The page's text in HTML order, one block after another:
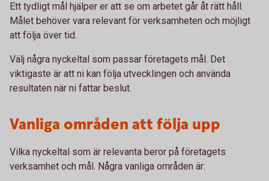
Ett tydligt mål hjälper er att se om arbetet går åt rätt håll.
Målet behöver vara relevant för verksamheten och möjligt
att följa över tid.
Välj några nyckeltal som passar företagets mål. Det
viktigaste är att ni kan följa utvecklingen och använda
resultaten när ni fattar beslut.
Vanliga områden att följa upp
Vilka nyckeltal som är relevanta beror på företagets
verksamhet och mål. Några vanliga områden är: